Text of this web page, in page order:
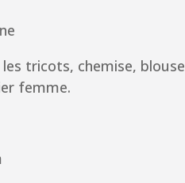
tricots, chemise, blouse
femme.